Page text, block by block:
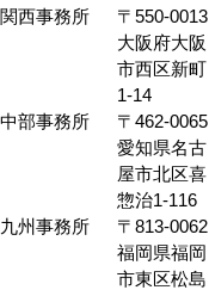
関西事務所
〒550-0013
大阪府大阪
市西区新町
1-14
中部事務所
〒462-0065
愛知県名古
屋市北区喜
惣治1-116
九州事務所
〒813-0062
福岡県福岡
市東区松島